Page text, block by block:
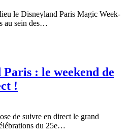
le Disneyland Paris Magic Week-
au sein des…
Paris : le weekend de
!
de suivre en direct le grand
du 25e…